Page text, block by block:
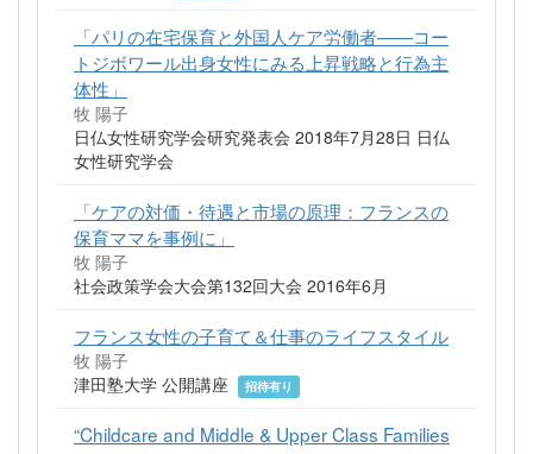
「パリの在宅保育と外国人ケア労働者—―コー
トジボワール出身女性にみる上昇戦略と行為主
体性」
牧 陽子
日仏女性研究学会研究発表会 2018年7月28日 日仏
女性研究学会
「ケアの対価・待遇と市場の原理：フランスの
保育ママを事例に」
牧 陽子
社会政策学会大会第132回大会 2016年6月
フランス女性の子育て＆仕事のライフスタイル
牧 陽子
津田塾大学 公開講座
招待有り
“Childcare and Middle & Upper Class Families